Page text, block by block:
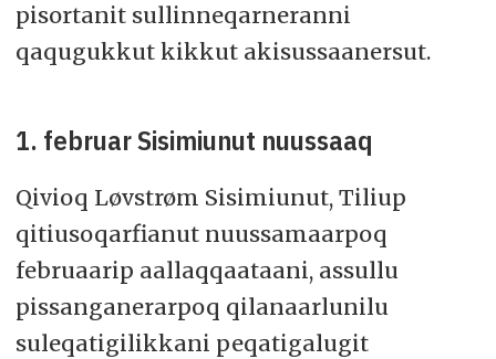
pisortanit sullinneqarneranni
qaqugukkut kikkut akisussaanersut.
1. februar Sisimiunut nuussaaq
Qivioq Løvstrøm Sisimiunut, Tiliup
qitiusoqarfianut nuussamaarpoq
februaarip aallaqqaataani, assullu
pissanganerarpoq qilanaarlunilu
suleqatigilikkani peqatigalugit